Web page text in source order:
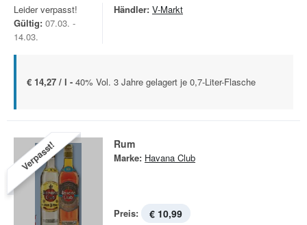
Leider verpasst!
Gültig: 07.03. -
14.03.
Händler: V-Markt
€ 14,27 / l - 40% Vol. 3 Jahre gelagert je 0,7-Liter-Flasche
Verpasst! Rum
Marke: Havana Club
Preis: € 10,99